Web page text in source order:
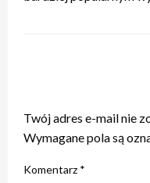
Twój adres e-mail nie
Wymagane pola są
Komentarz *